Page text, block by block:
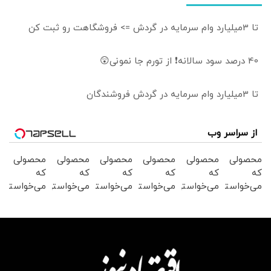
تا 3میلیارد وام سرمایه در گردش => فروشگاهت رو ثبت کن
40 درصد سود سالانه❗ از تورم جا نمونی😲
تا 3میلیارد وام سرمایه در گردش فروشندگان
از سراسر وب
محصولی
که
می‌خواستی
محصولی
که
می‌خواستی
محصولی
که
می‌خواستی
بخر !
محصولی
که
می‌خواستی
بخر !
محصولی
که
می‌خواستی
محصولی
که
می‌خواستی